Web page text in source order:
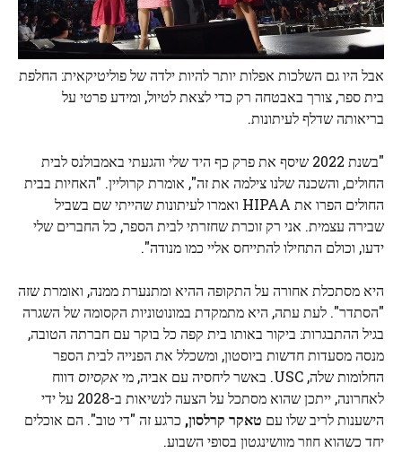
אבל היו גם השלכות אפלות יותר להיות ילדה של פוליטיקאית: החלפת
בית ספר, צורך באבטחה רק כדי לצאת לטיול, ומידע פרטי על
בריאותה שדלף לעיתונות.
"בשנת 2022 שיסף את פרק כף היד שלי והגעתי באמבולנס לבית
החולים, והשכנה שלנו צילמה את זה", אומרת קרוליין. "האחיות בבית
החולים הפרו את HIPAA ואמרו לעיתונות שהייתי שם בשביל
שבירה עצמית. אני רק זוכרת שחזרתי לבית הספר, כל החברים שלי
ידעו, וכולם התחילו להתייחס אליי כמו מנודה".
היא מסתכלת אחורה על התקופה ההיא ומתנערת ממנה, ואומרת שזה
"הסתדר". לעת עתה, היא מתמקדת במונוטוניות הקסומה של השגרה
בגיל ההתבגרות: ביקור באותו בית קפה כל בוקר עם חברתה הטובה,
מנסה מסעדות חדשות ביוסטון, ומשכלל את הפנייה לבית הספר
החלומות שלה, USC. באשר ליחסיה עם אביה, מי
אקסיוס דווח
לאחרונה, ייתכן שהוא מסתכל על הצעה לנשיאות ב-2028 על ידי
הישענות לריב שלו עם טאקר קרלסון, כרגע זה "די טוב". הם אוכלים
יחד כשהוא חוזר מוושינגטון בסופי השבוע.